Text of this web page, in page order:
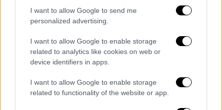
I want to allow Google to send me
personalized advertising.
I want to allow Google to enable storage
related to analytics like cookies on web or
device identifiers in apps.
I want to allow Google to enable storage
related to functionality of the website or app.
18χρονος δράστης σχεδίασε επίσης την
επίθεση, σύμφωνα με το μανιφέστο του που
εντοπίστηκε, ως εξής: «Κάνω ένα κρύο
ντους και βάζω τα ρούχα μου. Παίρνω τον
εξοπλισμό μου και πηγαίνω στην περιοχή
της επίθεσης. Τοποθετώ τον εξοπλισμό μου
σε κατάλληλο σημείο και συνδέω το
τσεκούρι και το μαχαίρι μου στο γιλέκο μου.